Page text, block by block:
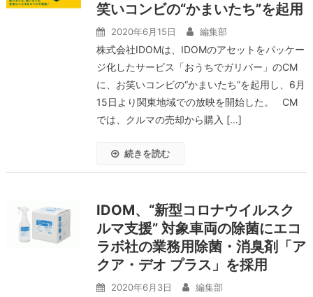
笑いコンビの“かまいたち”を起用
2020年6月15日 編集部
株式会社IDOMは、IDOMのアセットをパッケー
ジ化したサービス「おうちでガリバー」のCM
に、お笑いコンビの“かまいたち”を起用し、6月
15日より関東地域での放映を開始した。 CM
では、クルマの売却から購入 […]
続きを読む
IDOM、“新型コロナウイルスク
ルマ支援” 対象車両の除菌にエコ
ラボ社の業務用除菌・消臭剤「ア
クア・デオ プラス」を採用
2020年6月3日 編集部